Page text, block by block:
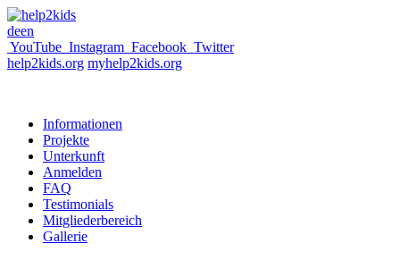
deen
YouTube Instagram Facebook Twitter
help2kids.org myhelp2kids.org
Informationen
Projekte
Unterkunft
Anmelden
FAQ
Testimonials
Mitgliederbereich
Gallerie